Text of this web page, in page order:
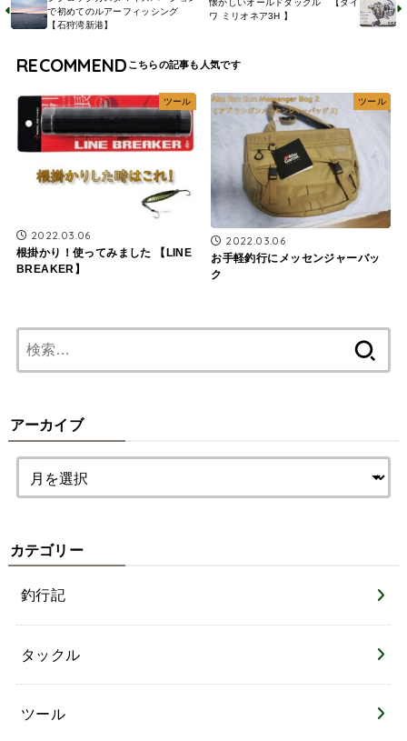
で初めてのルアーフィッシング
【石狩湾新港】
ワ ミリオネア3H 】
RECOMMEND
ツール
2022.03.06
根掛かり！使ってみました 【LINE
BREAKER】
ツール
2022.03.06
お手軽釣行にメッセンジャーバッ
ク
索:
アーカイブ
カテゴリー
釣行記
タックル
ツール